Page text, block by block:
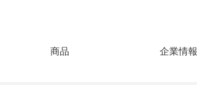
商品 企業情報